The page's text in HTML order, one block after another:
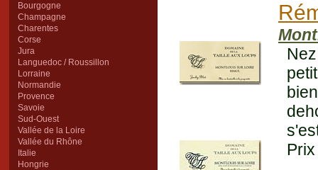
Bourgogne
Champagne
Charentes
Corse
Jura
Languedoc / Roussillon
Lorraine
Normandie
Provence
Savoie
Sud-Ouest
Vallée de la Loire
Vallée du Rhône
Italie
Hongrie